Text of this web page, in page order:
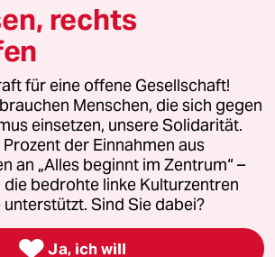
und Vertriebs GmbH
Bei rechtlichen Fragen oder für Genehmigungen
lizenzen@taz.de
Kommune-Richtlinien
Datenschutz Impressum AGB
widerrufen (Ads)
rechts
für eine offene Gesellschaft!
Menschen, die sich gegen
einsetzen, unsere Solidarität.
der Einnahmen aus
an „Alles beginnt im Zentrum“ –
bedrohte linke Kulturzentren
Sind Sie dabei?
 Ja, ich will